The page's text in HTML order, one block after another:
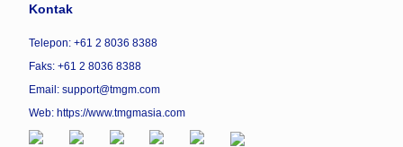
Kontak
Telepon: +61 2 8036 8388
Faks: +61 2 8036 8388
Email: support@tmgm.com
Web: https://www.tmgmasia.com